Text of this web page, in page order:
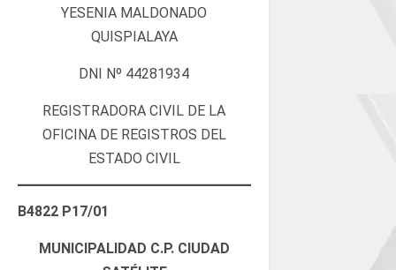
YESENIA MALDONADO
QUISPIALAYA
DNI Nº 44281934
REGISTRADORA CIVIL DE LA
OFICINA DE REGISTROS DEL
ESTADO CIVIL
B4822 P17/01
MUNICIPALIDAD C.P. CIUDAD